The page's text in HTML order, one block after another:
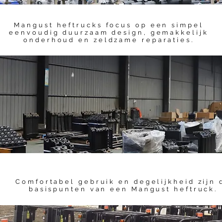
Mangust heftrucks focus op een simpel
eenvoudig duurzaam design, gemakkelijk
onderhoud en zeldzame reparaties.
Comfortabel gebruik en degelijkheid zijn
basispunten van een Mangust heftruck.